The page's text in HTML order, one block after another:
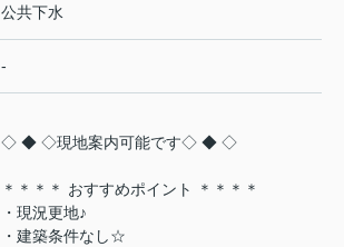
公共下水
-
◇ ◆ ◇現地案内可能です◇ ◆ ◇
＊＊＊＊ おすすめポイント ＊＊＊＊
・現況更地♪
・建築条件なし☆